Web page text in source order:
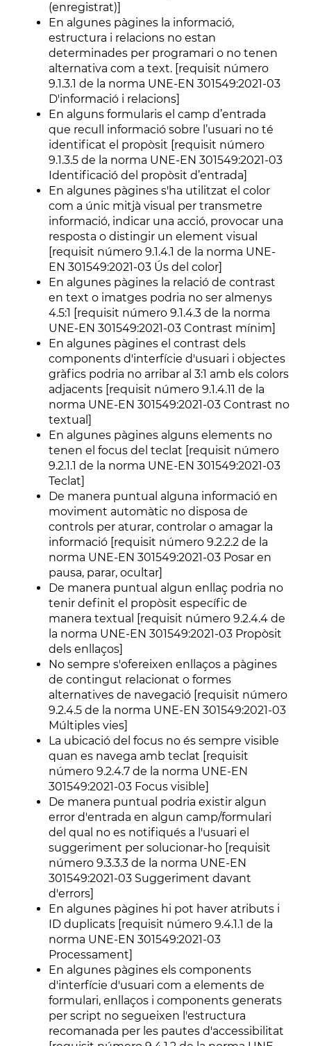
(enregistrat)]
En algunes pàgines la informació,
estructura i relacions no estan
determinades per programari o no tenen
alternativa com a text. [requisit número
9.1.3.1 de la norma UNE-EN 301549:2021-03
D'informació i relacions]
En alguns formularis el camp d’entrada
que recull informació sobre l’usuari no té
identificat el propòsit [requisit número
9.1.3.5 de la norma UNE-EN 301549:2021-03
Identificació del propòsit d’entrada]
En algunes pàgines s'ha utilitzat el color
com a únic mitjà visual per transmetre
informació, indicar una acció, provocar una
resposta o distingir un element visual
[requisit número 9.1.4.1 de la norma UNE-
EN 301549:2021-03 Ús del color]
En algunes pàgines la relació de contrast
en text o imatges podria no ser almenys
4.5:1 [requisit número 9.1.4.3 de la norma
UNE-EN 301549:2021-03 Contrast mínim]
En algunes pàgines el contrast dels
components d'interfície d'usuari i objectes
gràfics podria no arribar al 3:1 amb els colors
adjacents [requisit número 9.1.4.11 de la
norma UNE-EN 301549:2021-03 Contrast no
textual]
En algunes pàgines alguns elements no
tenen el focus del teclat [requisit número
9.2.1.1 de la norma UNE-EN 301549:2021-03
Teclat]
De manera puntual alguna informació en
moviment automàtic no disposa de
controls per aturar, controlar o amagar la
informació [requisit número 9.2.2.2 de la
norma UNE-EN 301549:2021-03 Posar en
pausa, parar, ocultar]
De manera puntual algun enllaç podria no
tenir definit el propòsit específic de
manera textual [requisit número 9.2.4.4 de
la norma UNE-EN 301549:2021-03 Propòsit
dels enllaços]
No sempre s'ofereixen enllaços a pàgines
de contingut relacionat o formes
alternatives de navegació [requisit número
9.2.4.5 de la norma UNE-EN 301549:2021-03
Múltiples vies]
La ubicació del focus no és sempre visible
quan es navega amb teclat [requisit
número 9.2.4.7 de la norma UNE-EN
301549:2021-03 Focus visible]
De manera puntual podria existir algun
error d'entrada en algun camp/formulari
del qual no es notifiqués a l'usuari el
suggeriment per solucionar-ho [requisit
número 9.3.3.3 de la norma UNE-EN
301549:2021-03 Suggeriment davant
d'errors]
En algunes pàgines hi pot haver atributs i
ID duplicats [requisit número 9.4.1.1 de la
norma UNE-EN 301549:2021-03
Processament]
En algunes pàgines els components
d'interfície d'usuari com a elements de
formulari, enllaços i components generats
per script no segueixen l'estructura
recomanada per les pautes d'accessibilitat